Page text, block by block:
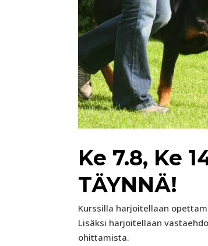
Ke 7.8, Ke
TÄYNNÄ!
Kurssilla harjoitellaan
Lisäksi harjoitellaan
ohittamista.